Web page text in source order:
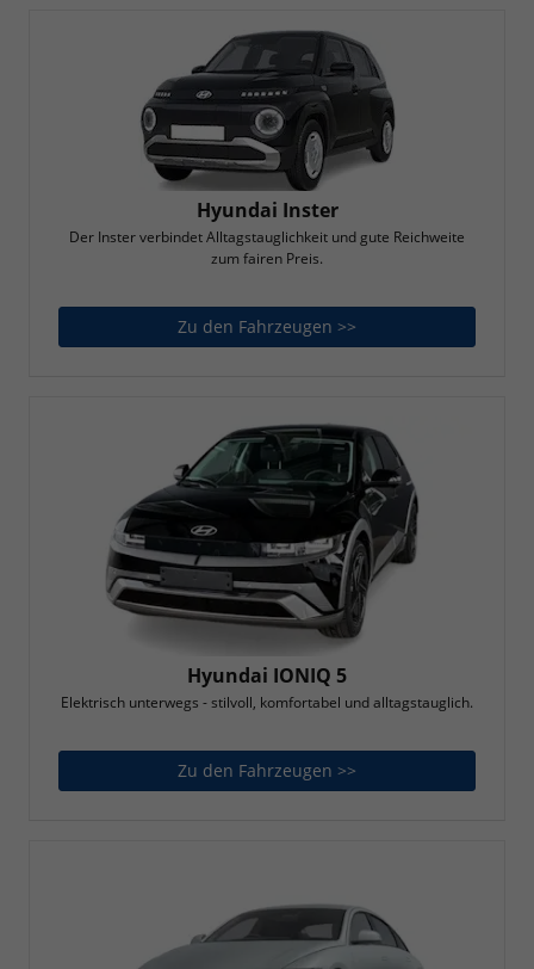
Hyundai Inster
Der Inster verbindet Alltagstauglichkeit und gute Reichweite
zum fairen Preis.
Zu den Fahrzeugen >>
Hyundai IONIQ 5
Elektrisch unterwegs - stilvoll, komfortabel und alltagstauglich.
Zu den Fahrzeugen >>